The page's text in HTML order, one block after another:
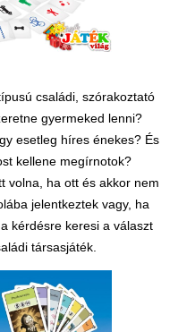
családi, szórakoztató
gyermeked lenni?
esetleg híres énekes? És
kellene megírnotok?
volna, ha ott és akkor nem
jelentkeztek vagy, ha
kérdésre keresi a választ
társasjáték.